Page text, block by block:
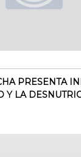
PRESENTA
Y LA